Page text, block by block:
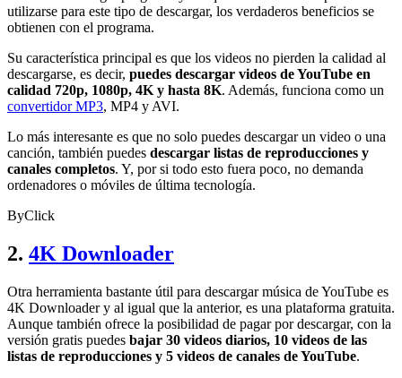
utilizarse para este tipo de descargar, los verdaderos beneficios se
obtienen con el programa.
Su característica principal es que los videos no pierden la calidad al
descargarse, es decir, puedes descargar videos de YouTube en
calidad 720p, 1080p, 4K y hasta 8K. Además, funciona como un
convertidor MP3, MP4 y AVI.
Lo más interesante es que no solo puedes descargar un video o una
canción, también puedes descargar listas de reproducciones y
canales completos. Y, por si todo esto fuera poco, no demanda
ordenadores o móviles de última tecnología.
ByClick
2. 4K Downloader
Otra herramienta bastante útil para descargar música de YouTube es
4K Downloader y al igual que la anterior, es una plataforma gratuita.
Aunque también ofrece la posibilidad de pagar por descargar, con la
versión gratis puedes bajar 30 videos diarios, 10 videos de las
listas de reproducciones y 5 videos de canales de YouTube.